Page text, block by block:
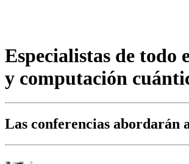
Especialistas de
y computación
Las conferencias abordarán